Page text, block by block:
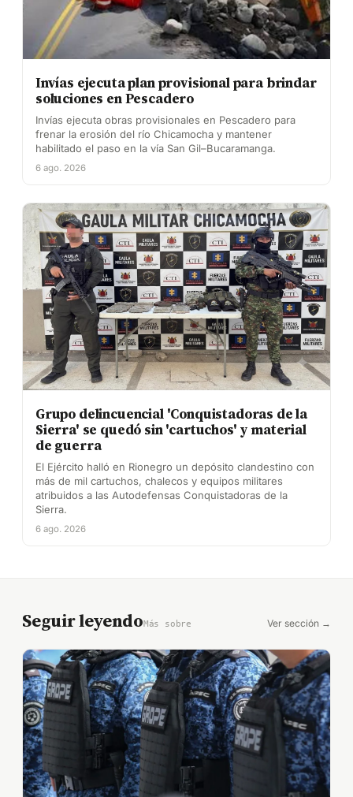
Invías ejecuta plan provisional para brindar
soluciones en Pescadero
Invías ejecuta obras provisionales en Pescadero para
frenar la erosión del río Chicamocha y mantener
habilitado el paso en la vía San Gil–Bucaramanga.
6 ago. 2026
Grupo delincuencial 'Conquistadoras de la
Sierra' se quedó sin 'cartuchos' y material
de guerra
El Ejército halló en Rionegro un depósito clandestino con
más de mil cartuchos, chalecos y equipos militares
atribuidos a las Autodefensas Conquistadoras de la
Sierra.
6 ago. 2026
Seguir leyendoMás sobre Ver sección →